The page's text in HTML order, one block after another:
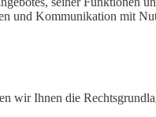
und Kommunikation mit
wir Ihnen die